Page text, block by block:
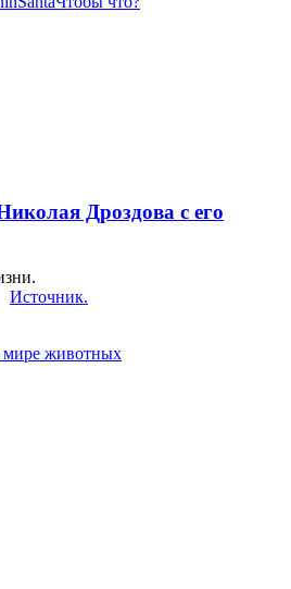
Дроздова с его
Источник.
мире животных